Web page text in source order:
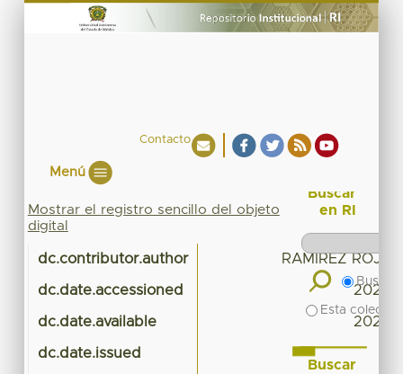
Contacto
Menú
Mostrar el registro sencillo del objeto
digital
dc.contributor.author RAMIREZ ROJA
dc.date.accessioned 2020-
dc.date.available 2020-
dc.date.issued
Buscar
en RI
Buscar
Esta
Buscar